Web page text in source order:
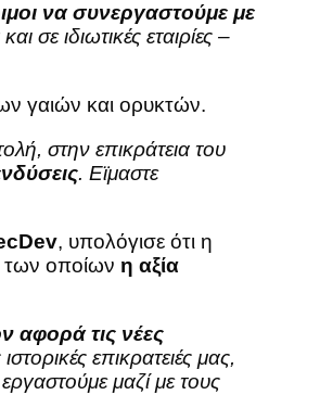
να συνεργαστούμε με
σε ιδιωτικές εταιρίες –
γαιών και ορυκτών.
στην επικράτεια του
. Εϊμαστε
, υπολόγισε ότι η
των οποίων η αξία
αφορά τις νέες
επικρατειές μας,
μαζί με τους